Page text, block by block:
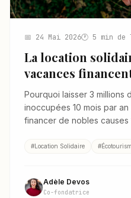
📅 24 Mai 2026🕐 5 min de
La location
vacances
Pourquoi laisser 3 millions
inoccupées 10 mois par
financer de nobles causes
#Location Solidaire
Adèle Devos
Co-fondatrice